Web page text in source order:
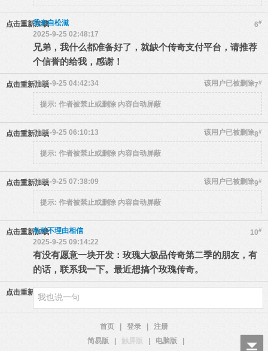
点击重新加载 6#
我来自松滋
2025-9-25 02:48:17
兄弟，我什么都准备好了，就缺个传奇支付平台，请推荐
个信誉的给我，感谢！
点击重新加载 7#
该用户已被删除
2025-9-25 04:42:34
提示: 作者被禁止或删除 内容自动屏蔽
点击重新加载 8#
该用户已被删除
2025-9-25 06:10:13
提示: 作者被禁止或删除 内容自动屏蔽
点击重新加载 9#
该用户已被删除
2025-9-25 07:38:09
提示: 作者被禁止或删除 内容自动屏蔽
点击重新加载 10#
各种不理由相信
2025-9-25 09:14:22
有没有愿意一块开发：玫瑰大极品传奇第二季的朋友，有
的话，联系我一下。最近想搞个玫瑰传奇。
点击重新加载
首页 登录
注册
简易版
触屏版 电脑版